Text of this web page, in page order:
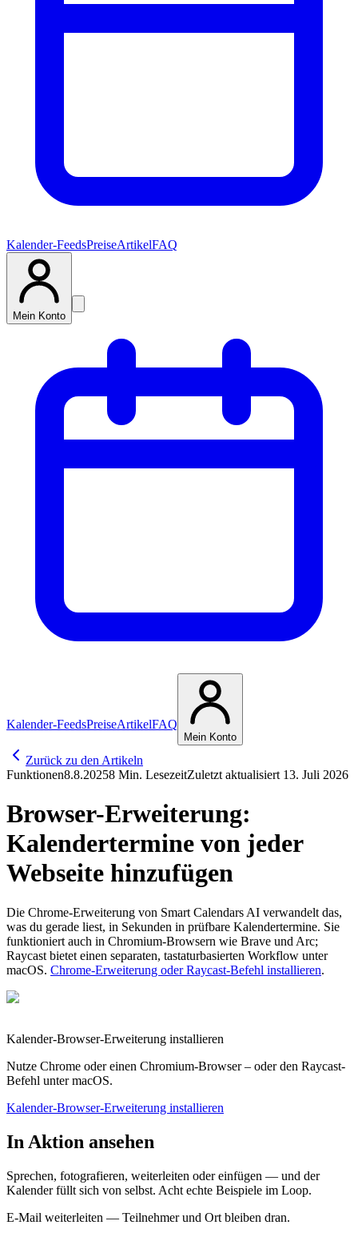
Kalender-FeedsPreiseArtikelFAQ
Mein Konto
Kalender-FeedsPreiseArtikelFAQ
Mein Konto
Zurück zu den Artikeln
Funktionen8.8.20258 Min. LesezeitZuletzt aktualisiert 13. Juli 2026
Browser-Erweiterung:
Kalendertermine von jeder
Webseite hinzufügen
Die Chrome-Erweiterung von Smart Calendars AI verwandelt das,
was du gerade liest, in Sekunden in prüfbare Kalendertermine. Sie
funktioniert auch in Chromium-Browsern wie Brave und Arc;
Raycast bietet einen separaten, tastaturbasierten Workflow unter
macOS. Chrome-Erweiterung oder Raycast-Befehl installieren.
Kalender-Browser-Erweiterung installieren
Nutze Chrome oder einen Chromium-Browser – oder den Raycast-
Befehl unter macOS.
Kalender-Browser-Erweiterung installieren
In Aktion ansehen
Sprechen, fotografieren, weiterleiten oder einfügen — und der
Kalender füllt sich von selbst. Acht echte Beispiele im Loop.
E-Mail weiterleiten — Teilnehmer und Ort bleiben dran.